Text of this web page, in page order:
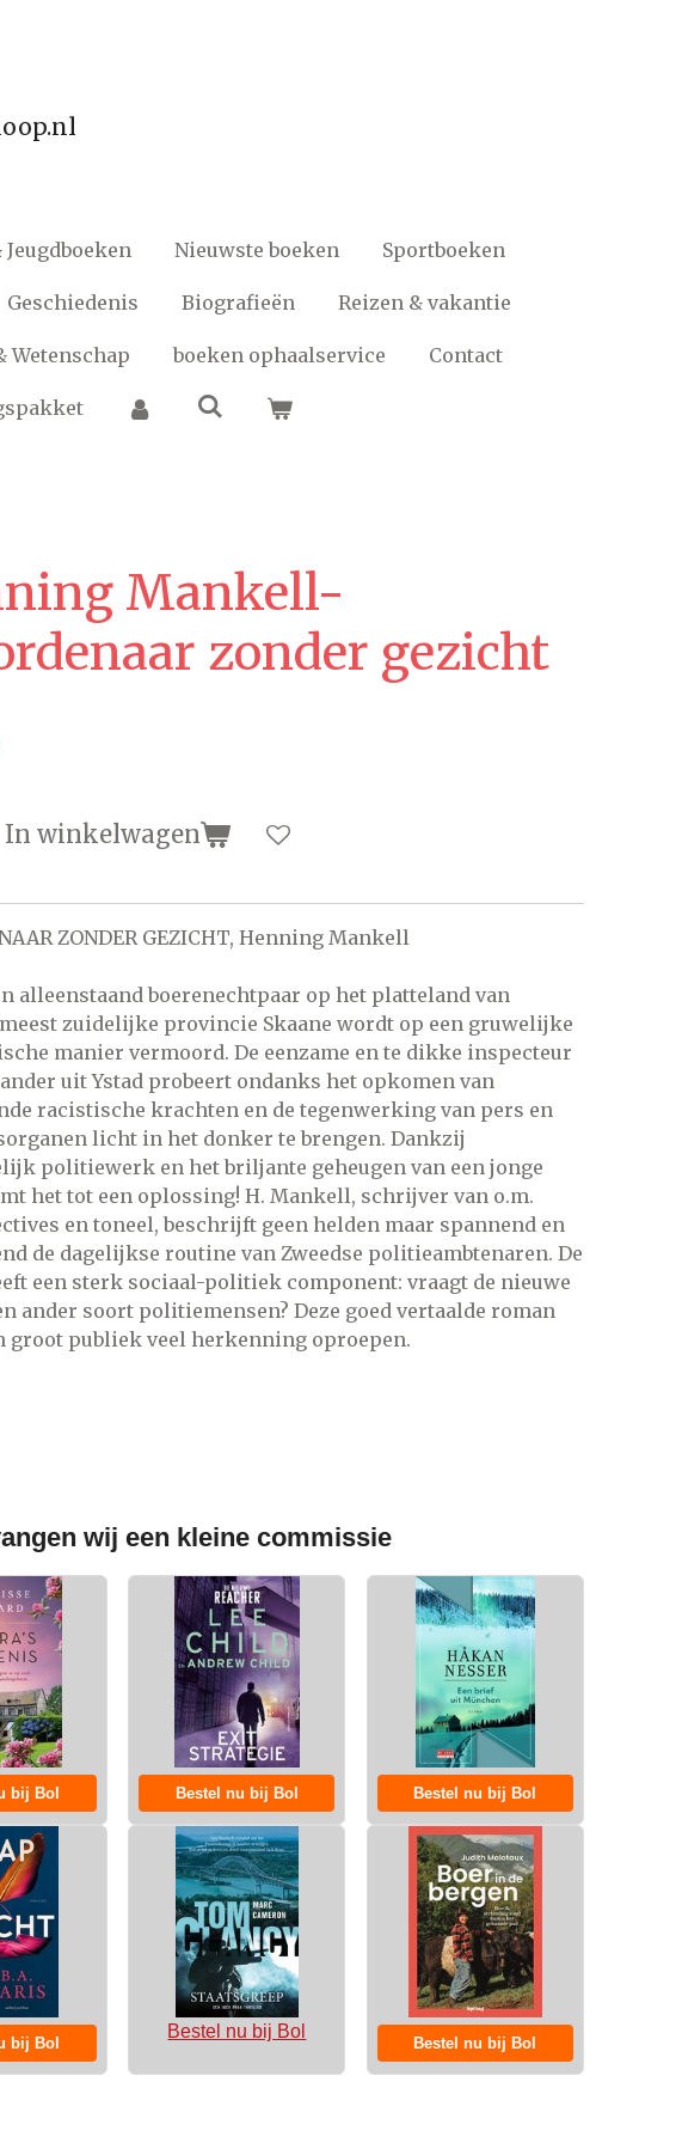
Nieuwste boeken Sportboeken
Geschiedenis Biografieën Reizen & vakantie
Wetenschap boeken ophaalservice Contact
Mankell-
zonder gezicht
In winkelwagen
ZONDER GEZICHT, Henning Mankell
alleenstaand boerenechtpaar op het platteland van
zuidelijke provincie Skaane wordt op een gruwelijke
manier vermoord. De eenzame en te dikke inspecteur
uit Ystad probeert ondanks het opkomen van
racistische krachten en de tegenwerking van pers en
licht in het donker te brengen. Dankzij
politiewerk en het briljante geheugen van een jonge
het tot een oplossing! H. Mankell, schrijver van o.m.
en toneel, beschrijft geen helden maar spannend en
de dagelijkse routine van Zweedse politieambtenaren. De
een sterk sociaal-politiek component: vraagt de nieuwe
ander soort politiemensen? Deze goed vertaalde roman
groot publiek veel herkenning oproepen.
wij een kleine commissie
bij Bol Bestel nu bij Bol Bestel nu bij Bol
bij Bol
Bestel nu bij Bol
Bestel nu bij Bol